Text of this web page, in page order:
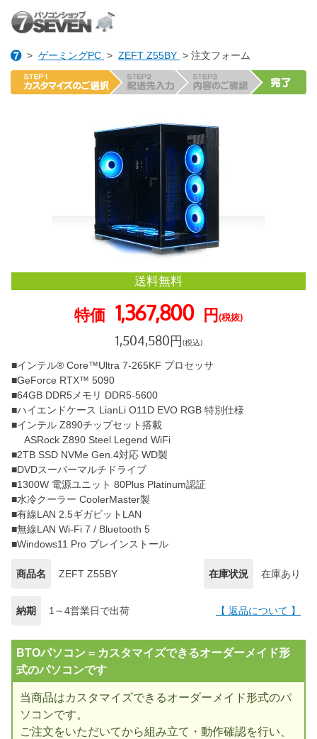
> ゲーミングPC > ZEFT Z55BY > 注文フォーム
送料無料
特価 1,367,800 円(税抜)
1,504,580円(税込)
■インテル® Core™Ultra 7-265KF プロセッサ
■GeForce RTX™ 5090
■64GB DDR5メモリ DDR5-5600
■ハイエンドケース LianLi O11D EVO RGB 特別仕様
■インテル Z890チップセット搭載
ASRock Z890 Steel Legend WiFi
■2TB SSD NVMe Gen.4対応 WD製
■DVDスーパーマルチドライブ
■1300W 電源ユニット 80Plus Platinum認証
■水冷クーラー CoolerMaster製
■有線LAN 2.5ギガビットLAN
■無線LAN Wi-Fi 7 / Bluetooth 5
■Windows11 Pro プレインストール
商品名 ZEFT Z55BY 在庫状況 在庫あり
納期 1～4営業日で出荷 【 返品について 】
BTOパソコン = カスタマイズできるオーダーメイド形
式のパソコンです
当商品はカスタマイズできるオーダーメイド形式のパ
ソコンです。
ご注文をいただいてから組み立て・動作確認を行い、